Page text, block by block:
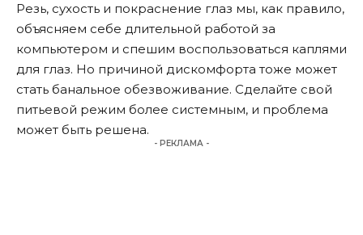
Резь, сухость и покраснение глаз мы, как правило,
объясняем себе длительной работой за
компьютером и спешим воспользоваться каплями
для глаз. Но причиной дискомфорта тоже может
стать банальное обезвоживание. Сделайте свой
питьевой режим более системным, и проблема
может быть решена.
- РЕКЛАМА -